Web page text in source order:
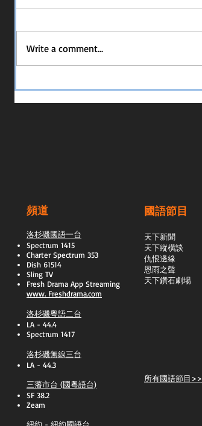
Write a comment...
頻道
洛杉磯國語一台
Spectrum 1415
Charter Spectrum 353
Dish 61514
Sling TV
​Fresh Drama App Streaming
www. Freshdrama.com
洛杉磯粵語二台
LA - 44.4
Spectrum 1417
洛杉磯無線三台
LA - 44.3
三藩市台 (國粵語台)
SF 38.2
Zeam
國語節目
天下新聞
天下縱橫談
​仇恨邊緣
恩雨之聲
天下鑽石劇場
所有國語節目>>